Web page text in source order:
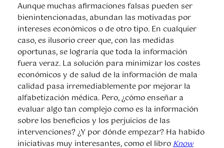
Aunque muchas afirmaciones falsas pueden ser
bienintencionadas, abundan las motivadas por
intereses económicos o de otro tipo. En cualquier
caso, es ilusorio creer que, con las medidas
oportunas, se lograría que toda la información
fuera veraz. La solución para minimizar los costes
económicos y de salud de la información de mala
calidad pasa irremediablemente por mejorar la
alfabetización médica. Pero, ¿cómo enseñar a
evaluar algo tan complejo como es la información
sobre los beneficios y los perjuicios de las
intervenciones? ¿Y por dónde empezar? Ha habido
iniciativas muy interesantes, como el libroKnow